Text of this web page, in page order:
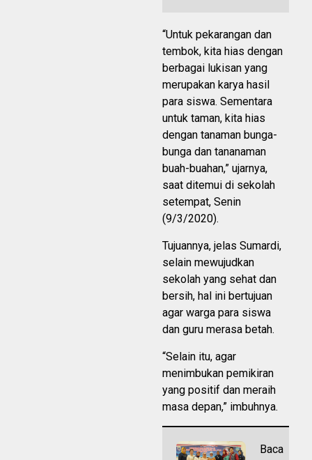
“Untuk pekarangan dan
tembok, kita hias dengan
berbagai lukisan yang
merupakan karya hasil
para siswa. Sementara
untuk taman, kita hias
dengan tanaman bunga-
bunga dan tananaman
buah-buahan,” ujarnya,
saat ditemui di sekolah
setempat, Senin
(9/3/2020).
Tujuannya, jelas Sumardi,
selain mewujudkan
sekolah yang sehat dan
bersih, hal ini bertujuan
agar warga para siswa
dan guru merasa betah.
“Selain itu, agar
menimbukan pemikiran
yang positif dan meraih
masa depan,” imbuhnya.
Baca